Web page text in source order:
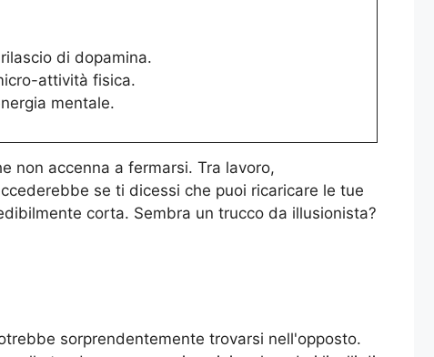
di dopamina.
attività fisica.
mentale.
non accenna a fermarsi. Tra lavoro,
se ti dicessi che puoi ricaricare le tue
corta. Sembra un trucco da illusionista?
sorprendentemente trovarsi nell'opposto.